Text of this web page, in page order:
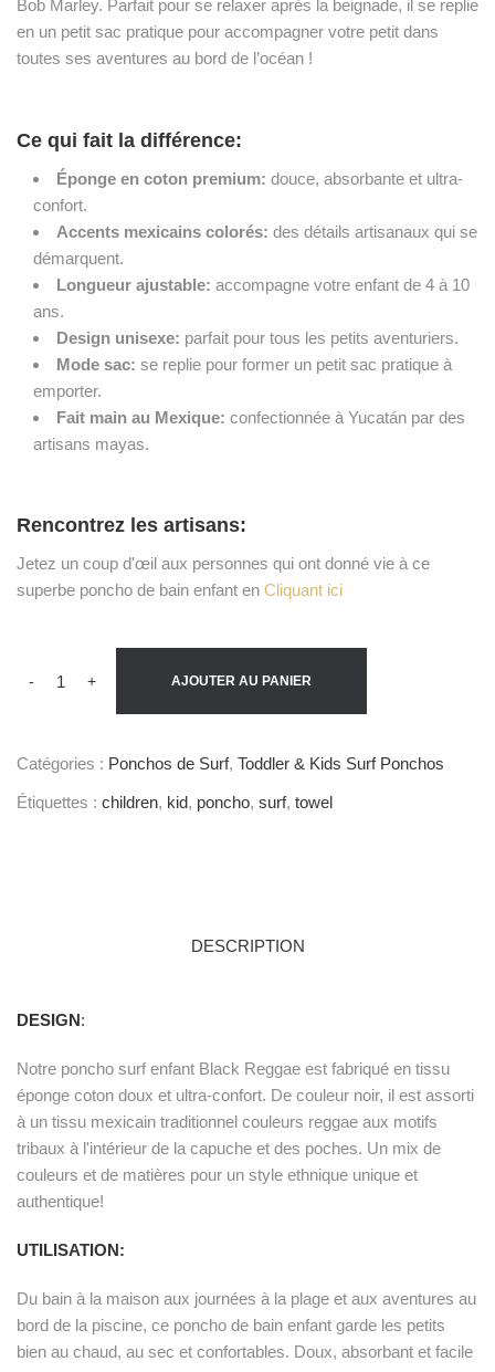
Bob Marley. Parfait pour se relaxer après la beignade, il se replie
en un petit sac pratique pour accompagner votre petit dans
toutes ses aventures au bord de l’océan !
Ce qui fait la différence:
Éponge en coton premium: douce, absorbante et ultra-
confort.
Accents mexicains colorés: des détails artisanaux qui se
démarquent.
Longueur ajustable: accompagne votre enfant de 4 à 10
ans.
Design unisexe: parfait pour tous les petits aventuriers.
Mode sac: se replie pour former un petit sac pratique à
emporter.
Fait main au Mexique: confectionnée à Yucatán par des
artisans mayas.
Rencontrez les artisans:
Jetez un coup d'œil aux personnes qui ont donné vie à ce
superbe poncho de bain enfant en Cliquant ici
- + AJOUTER AU PANIER
Catégories : Ponchos de Surf, Toddler & Kids Surf Ponchos
Étiquettes : children, kid, poncho, surf, towel
DESCRIPTION
DESIGN:
Notre poncho surf enfant Black Reggae est fabriqué en tissu
éponge coton doux et ultra-confort. De couleur noir, il est assorti
à un tissu mexicain traditionnel couleurs reggae aux motifs
tribaux à l'intérieur de la capuche et des poches. Un mix de
couleurs et de matières pour un style ethnique unique et
authentique!
UTILISATION:
Du bain à la maison aux journées à la plage et aux aventures au
bord de la piscine, ce poncho de bain enfant garde les petits
bien au chaud, au sec et confortables. Doux, absorbant et facile